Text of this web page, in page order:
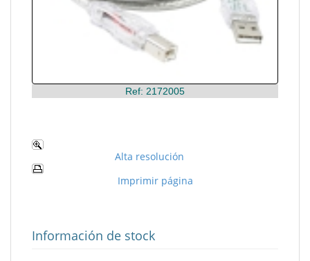
Ref: 2172005
Alta resolución
Imprimir página
Información de stock